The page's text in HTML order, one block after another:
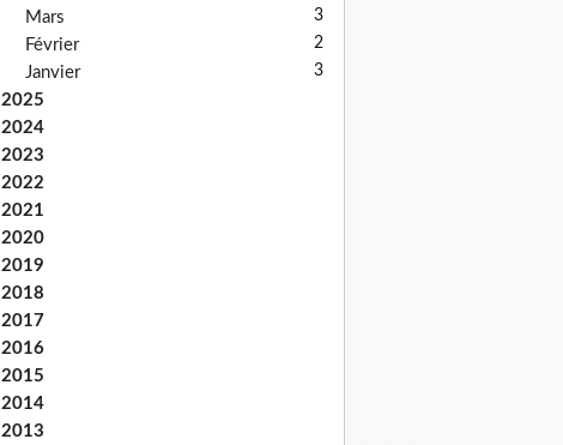
Mars 3
Février 2
Janvier 3
2025
2024
2023
2022
2021
2020
2019
2018
2017
2016
2015
2014
2013